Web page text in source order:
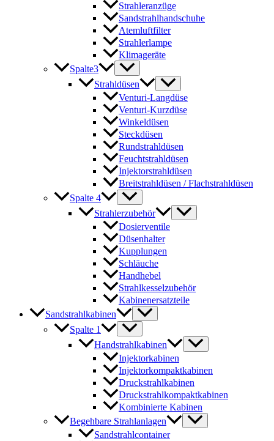
Strahleranzüge
Sandstrahlhandschuhe
Atemluftfilter
Strahlerlampe
Klimageräte
Spalte3
Strahldüsen
Venturi-Langdüse
Venturi-Kurzdüse
Winkeldüsen
Steckdüsen
Rundstrahldüsen
Feuchtstrahldüsen
Injektorstrahldüsen
Breitstrahldüsen / Flachstrahldüsen
Spalte 4
Strahlerzubehör
Dosierventile
Düsenhalter
Kupplungen
Schläuche
Handhebel
Strahlkesselzubehör
Kabinenersatzteile
Sandstrahlkabinen
Spalte 1
Handstrahlkabinen
Injektorkabinen
Injektorkompaktkabinen
Druckstrahlkabinen
Druckstrahlkompaktkabinen
Kombinierte Kabinen
Begehbare Strahlanlagen
Sandstrahlcontainer